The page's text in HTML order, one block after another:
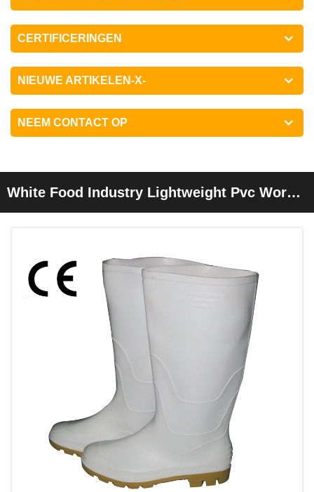
CERTIFICERINGEN
NIEUWE ARTIKELEN-X-
NEEM CONTACT OP
White Food Industry Lightweight Pvc Work